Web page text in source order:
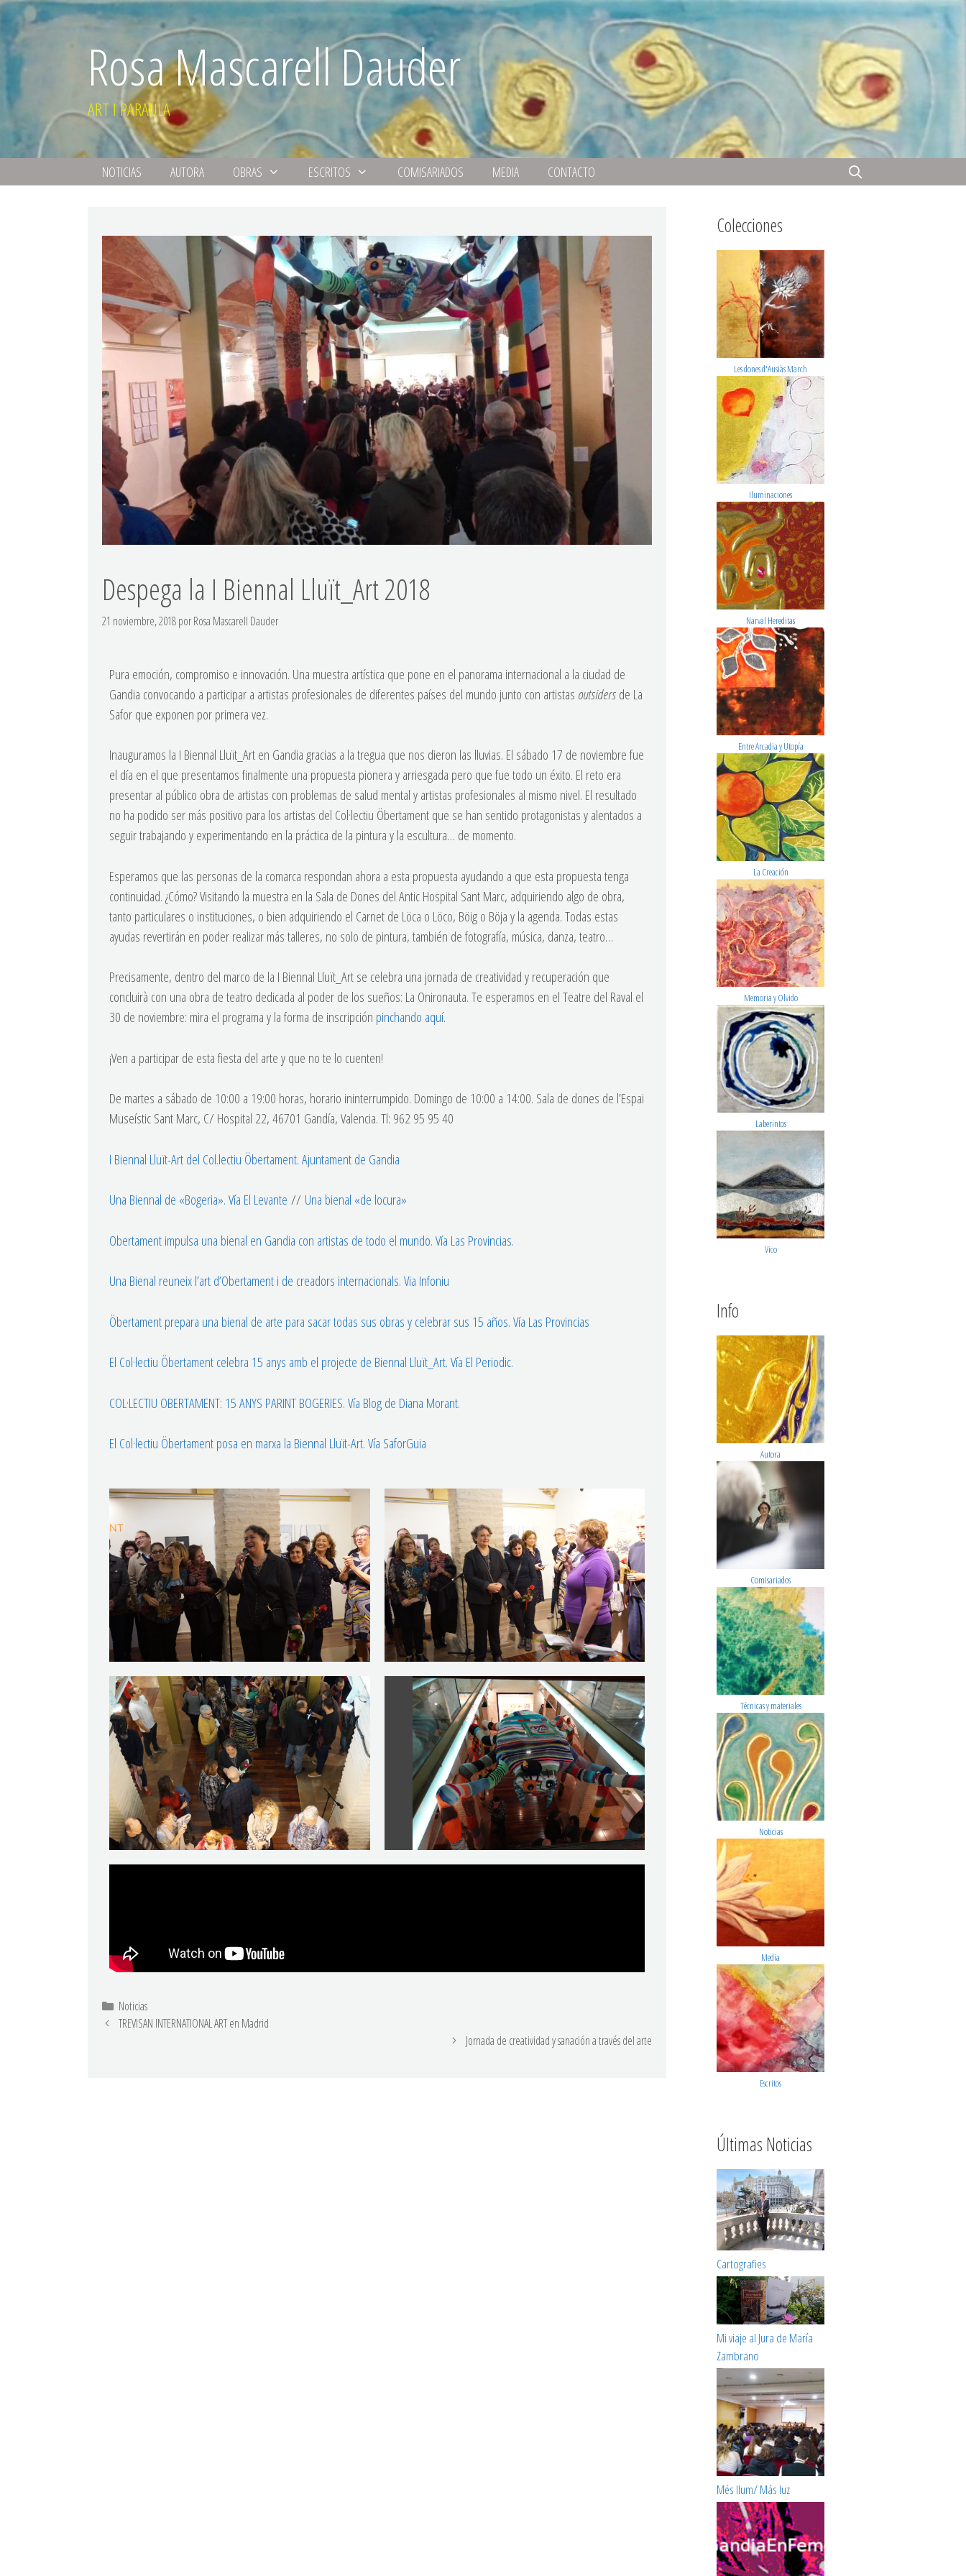
Rosa Mascarell Dauder
ART I PARAULA
NOTICIAS AUTORA OBRAS ESCRITOS COMISARIADOS MEDIA CONTACTO
Despega la I Biennal Lluït_Art 2018
21 noviembre, 2018porRosa Mascarell Dauder
Pura emoción, compromiso e innovación. Una muestra artística que pone en el panorama internacional a la ciudad de
Gandia convocando a participar a artistas profesionales de diferentes países del mundo junto con artistas outsidersde La
Safor que exponen por primera vez.
Inauguramos la I Biennal Lluït_Art en Gandia gracias a la tregua que nos dieron las lluvias. El sábado 17 de noviembre fue
el día en el que presentamos finalmente una propuesta pionera y arriesgada pero que fue todo un éxito. El reto era
presentar al público obra de artistas con problemas de salud mental y artistas profesionales al mismo nivel. El resultado
no ha podido ser más positivo para los artistas del Col·lectiu Öbertament que se han sentido protagonistas y alentados a
seguir trabajando y experimentando en la práctica de la pintura y la escultura… de momento.
Esperamos que las personas de la comarca respondan ahora a esta propuesta ayudando a que esta propuesta tenga
continuidad. ¿Cómo? Visitando la muestra en la Sala de Dones del Antic Hospital Sant Marc, adquiriendo algo de obra,
tanto particulares o instituciones, o bien adquiriendo el Carnet de Löca o Löco, Böig o Böja y la agenda. Todas estas
ayudas revertirán en poder realizar más talleres, no solo de pintura, también de fotografía, música, danza, teatro…
Precisamente, dentro del marco de la I Biennal Lluït_Art se celebra una jornada de creatividad y recuperación que
concluirà con una obra de teatro dedicada al poder de los sueños: La Onironauta. Te esperamos en el Teatre del Raval el
30 de noviembre: mira el programa y la forma de inscripción pinchando aquí.
¡Ven a participar de esta fiesta del arte y que no te lo cuenten!
De martes a sábado de 10:00 a 19:00 horas, horario ininterrumpido. Domingo de 10:00 a 14:00. Sala de dones de l’Espai
Museístic Sant Marc, C/ Hospital 22, 46701 Gandía, Valencia. Tl: 962 95 95 40
I Biennal Lluït-Art del Col.lectiu Öbertament. Ajuntament de Gandia
Una Biennal de «Bogeria». Vía El Levante // Una bienal «de locura»
Obertament impulsa una bienal en Gandia con artistas de todo el mundo. Vía Las Provincias.
Una Bienal reuneix l’art d’Obertament i de creadors internacionals. Via Infoniu
Öbertament prepara una bienal de arte para sacar todas sus obras y celebrar sus 15 años. Vía Las Provincias
El Col·lectiu Öbertament celebra 15 anys amb el projecte de Biennal Lluït_Art. Vía El Periodic.
COL·LECTIU OBERTAMENT: 15 ANYS PARINT BOGERIES. Vía Blog de Diana Morant.
El Col·lectiu Öbertament posa en marxa la Biennal Lluït-Art. Vía SaforGuia
Noticias
TREVISAN INTERNATIONAL ART en Madrid
Jornada de creatividad y sanación a través del arte
Colecciones
Les dones d'Ausiàs March
Iluminaciones
Narval Hereditas
Entre Arcadia y Utopía
La Creación
Memoria y Olvido
Laberintos
Vico
Info
Autora
Comisariados
Técnicas y materiales
Noticias
Media
Escritos
Últimas Noticias
Cartografies
Mi viaje al Jura de María
Zambrano
Més llum/ Más luz